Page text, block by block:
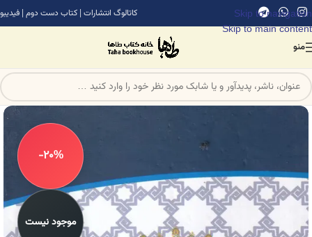
Skip to navigation
Skip to main content
کاتالوگ انتشارات | کتاب دست دوم | فیدیبو
منو
-20%
موجود نیست